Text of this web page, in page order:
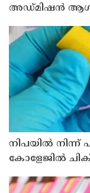
അഡ്മിഷൻ
നിപയിൽ
കോളേജിൽ